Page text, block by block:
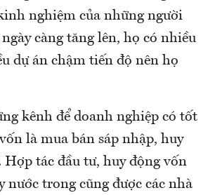
nghiệm của những người
càng tăng lên, họ có nhiều
dự án chậm tiến độ nên họ
kênh để doanh nghiệp có tốt
là mua bán sáp nhập, huy
tác đầu tư, huy động vốn
nước trong cũng được các nhà